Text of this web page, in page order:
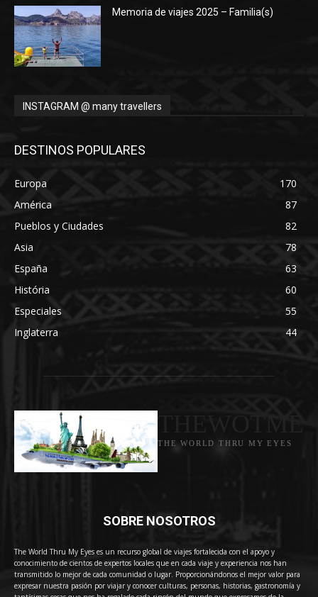
Memoria de viajes 2025 – Familia(s)
INSTAGRAM @ many travellers
DESTINOS POPULARES
Europa
170
América
87
Pueblos y Ciudades
82
Asia
78
España
63
História
60
Especiales
55
Inglaterra
44
THE WORLD THRU MY EYES
SOBRE NOSOTROS
The World Thru My Eyes es un recurso global de viajes fortalecida con el apoyo y
conocimiento de cientos de expertos locales que en cada viaje y experiencia nos han
transmitido lo mejor de cada comunidad o lugar. Proporcionándonos el mejor valor para
expresar nuestra pasión por viajar y conocer culturas, personas, historias, gastronomía y